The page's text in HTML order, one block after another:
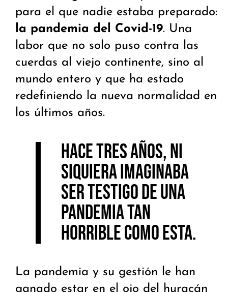
para el que nadie estaba preparado:
la pandemia del Covid-19. Una
labor que no solo puso contra las
cuerdas al viejo continente, sino al
mundo entero y que ha estado
redefiniendo la nueva normalidad en
los últimos años.
Hace tres años, ni
siquiera imaginaba
ser testigo de una
pandemia tan
horrible como esta.
La pandemia y su gestión le han
ganado estar en el ojo del huracán